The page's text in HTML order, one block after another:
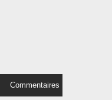
Commentaires